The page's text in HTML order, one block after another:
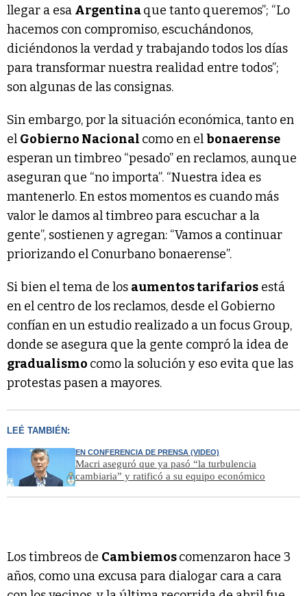
llegar a esa Argentinaque tanto queremos”; “Lo
hacemos con compromiso, escuchándonos,
diciéndonos la verdad y trabajando todos los días
para transformar nuestra realidad entre todos”;
son algunas de las consignas.
Sin embargo, por la situación económica, tanto en
el Gobierno Nacional como en elbonaerense
esperan un timbreo “pesado” en reclamos, aunque
aseguran que “no importa”. “Nuestra idea es
mantenerlo. En estos momentos es cuando más
valor le damos al timbreo para escuchar a la
gente”, sostienen y agregan: “Vamos a continuar
priorizando el Conurbano bonaerense”.
Si bien el tema de los aumentos tarifarios está
en el centro de los reclamos, desde el Gobierno
confían en un estudio realizado a un focus Group,
donde se asegura que la gente compró la idea de
gradualismo como la solución y eso evita que las
protestas pasen a mayores.
LEÉ TAMBIÉN:
EN CONFERENCIA DE PRENSA (VIDEO)
Macri aseguró que ya pasó “la turbulencia
cambiaria” y ratificó a su equipo económico
Los timbreos de Cambiemoscomenzaron hace 3
años, como una excusa para dialogar cara a cara